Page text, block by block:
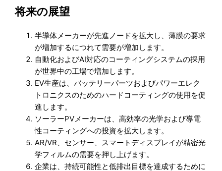
将来の展望
半導体メーカーが先進ノードを拡大し、薄膜の要求
が増加するにつれて需要が増加します。
自動化およびAI対応のコーティングシステムの採用
が世界中の工場で増加します。
EV生産は、バッテリーパーツおよびパワーエレク
トロニクスのためのハードコーティングの使用を促
進します。
ソーラーPVメーカーは、高効率の光学および導電
性コーティングへの投資を拡大します。
AR/VR、センサー、スマートディスプレイが精密光
学フィルムの需要を押し上げます。
企業は、持続可能性と低排出目標を達成するために